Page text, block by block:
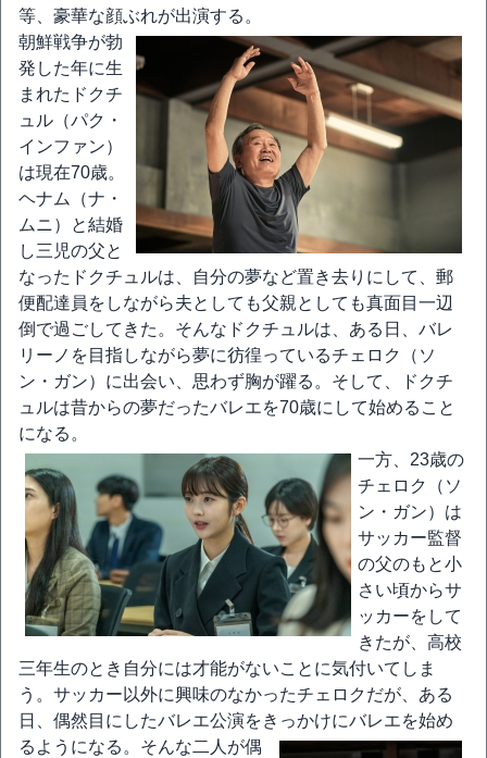
等、豪華な顔ぶれが出演する。
朝鮮戦争が勃
発した年に生
まれたドクチ
ュル（パク・
インファン）
は現在70歳。
ヘナム（ナ・
ムニ）と結婚
し三児の父と
なったドクチュルは、自分の夢など置き去りにして、郵
便配達員をしながら夫としても父親としても真面目一辺
倒で過ごしてきた。そんなドクチュルは、ある日、バレ
リーノを目指しながら夢に彷徨っているチェロク（ソ
ン・ガン）に出会い、思わず胸が躍る。そして、ドクチ
ュルは昔からの夢だったバレエを70歳にして始めること
になる。
一方、23歳の
チェロク（ソ
ン・ガン）は
サッカー監督
の父のもと小
さい頃からサ
ッカーをして
きたが、高校
三年生のとき自分には才能がないことに気付いてしま
う。サッカー以外に興味のなかったチェロクだが、ある
日、偶然目にしたバレエ公演をきっかけにバレエを始め
るようになる。 そんな二人が偶